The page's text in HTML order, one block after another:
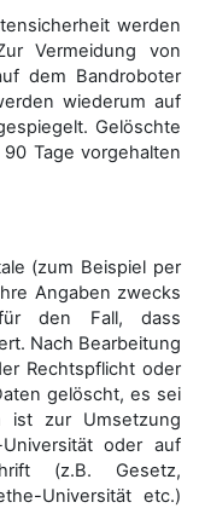
werden
Vermeidung von
dem Bandroboter
wiederum auf
Gelöschte
Tage vorgehalten
(zum Beispiel per
Angaben zwecks
den Fall, dass
Nach Bearbeitung
Rechtspflicht oder
gelöscht, es sei
ist zur Umsetzung
oder auf
(z.B. Gesetz,
Universität etc.)